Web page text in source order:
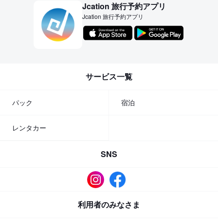
Jcation 旅行予約アプリ
Jcation 旅行予約アプリ
サービス一覧
パック 宿泊
レンタカー
SNS
利用者のみなさま